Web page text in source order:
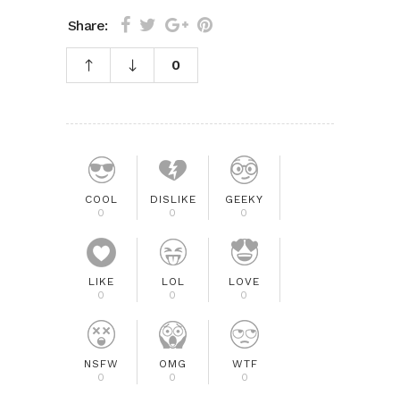
Share:
0
COOL
0
DISLIKE
0
GEEKY
0
LIKE
0
LOL
0
LOVE
0
NSFW
0
OMG
0
WTF
0